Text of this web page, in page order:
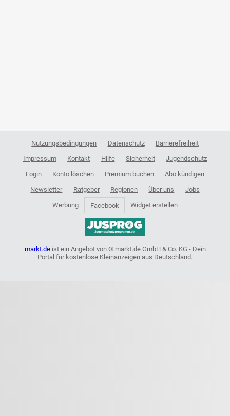
Nutzungsbedingungen Datenschutz
Barrierefreiheit
Impressum
Kontakt Hilfe Sicherheit
Jugendschutz
Login
Konto löschen Premium buchen
Abo kündigen
Newsletter
Ratgeber Regionen Über uns
Jobs
Werbung
Facebook Widget erstellen
markt.deist ein Angebot von © markt.de GmbH & Co. KG - Dein
Portal für kostenlose Kleinanzeigen aus Deutschland.